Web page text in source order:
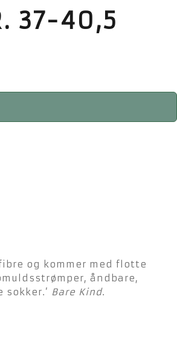
37-40,5
og kommer med flotte
åndbare,
Bare Kind.